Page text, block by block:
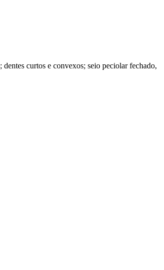
curtos e convexos; seio peciolar fechado,